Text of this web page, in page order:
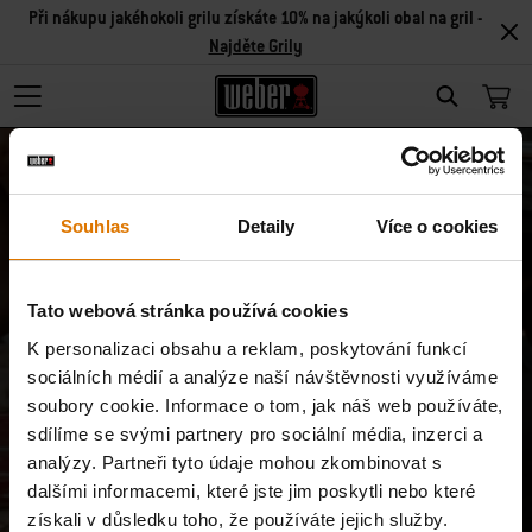
Souhlas Detaily Více o cookies
Tato webová stránka používá cookies
K personalizaci obsahu a reklam, poskytování funkcí
sociálních médií a analýze naší návštěvnosti využíváme
soubory cookie. Informace o tom, jak náš web používáte,
sdílíme se svými partnery pro sociální média, inzerci a
analýzy. Partneři tyto údaje mohou zkombinovat s
dalšími informacemi, které jste jim poskytli nebo které
získali v důsledku toho, že používáte jejich služby.
Search
Při nákupu jakéhokoli grilu získáte 10% na jakýkoli obal na gril -
Najděte Grily
Odhlásit odběr
Nechci již dostávat speciální nabídky produktů/
služeb.
E-mailová adresa